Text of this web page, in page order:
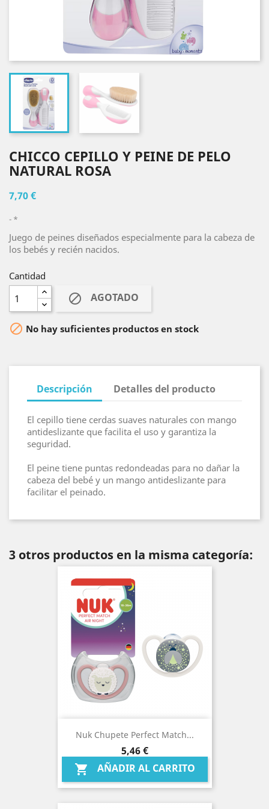
CHICCO CEPILLO Y PEINE DE PELO
NATURAL ROSA
7,70 €
*
Juego de peines diseñados especialmente para la cabeza de
los bebés y recién nacidos.
Cantidad
 AGOTADO
 No hay suficientes productos en stock
Descripción Detalles del producto
El cepillo tiene cerdas suaves naturales con mango
antideslizante que facilita el uso y garantiza la
seguridad.
El peine tiene puntas redondeadas para no dañar la
cabeza del bebé y un mango antideslizante para
facilitar el peinado.
3 otros productos en la misma categoría:
Nuk Chupete Perfect Match...
Precio
5,46 €
 AÑADIR AL CARRITO